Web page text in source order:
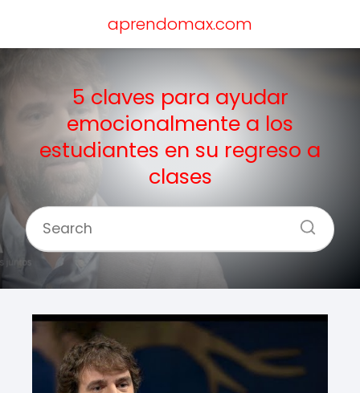
aprendomax.com
5 claves para ayudar
emocionalmente a los
estudiantes en su regreso a
clases